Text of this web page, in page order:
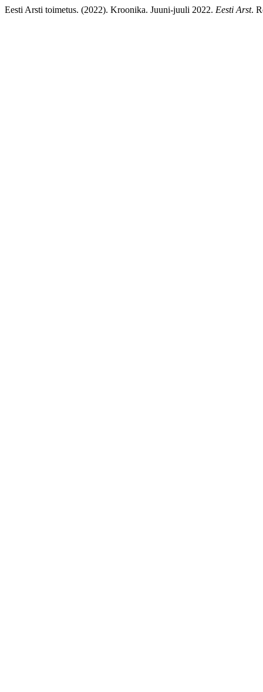
Eesti Arsti toimetus. (2022). Kroonika. Juuni-juuli 2022. Eesti Arst.